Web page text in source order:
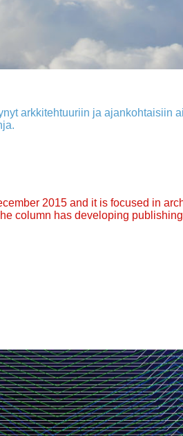
arkkitehtuuriin ja ajankohtaisiin
2015 and it is focused in
column has developing